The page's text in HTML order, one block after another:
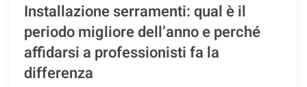
Installazione serramenti: qual è il
periodo migliore dell’anno e perché
affidarsi a professionisti fa la
differenza